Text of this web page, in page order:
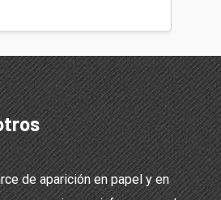
de aparición en papel y en